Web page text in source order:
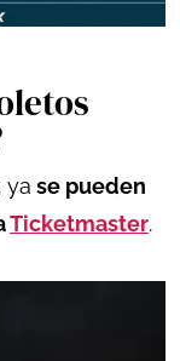
ya se pueden
Ticketmaster.